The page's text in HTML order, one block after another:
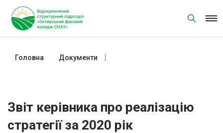
content
Головна Документи
Звіт керівника про реалізацію
стратегії за 2020 рік